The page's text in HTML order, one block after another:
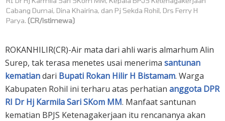
Cabang Dumai, Dina Khairina, dan Pj Sekda Rohil, Drs Ferry H
Parya. (CR/istimewa)
ROKANHILIR(CR)-Air mata dari ahli waris almarhum Alin
Surep, tak terasa menetes usai menerima santunan
kematiandari Bupati Rokan Hilir H Bistamam. Warga
Kabupaten Rohil ini terharu atas perhatian anggota DPR
RI Dr Hj Karmila Sari SKom MM. Manfaat santunan
kematian BPJS Ketenagakerjaan itu rencananya akan